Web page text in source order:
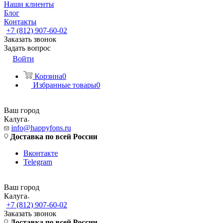
Наши клиенты
Блог
Контакты
+7 (812) 907-60-02
Заказать звонок
Задать вопрос
Войти
Корзина0
Избранные товары0
Ваш город
Калуга
info@happyfons.ru
Доставка по всей России
Вконтакте
Telegram
Ваш город
Калуга
+7 (812) 907-60-02
Заказать звонок